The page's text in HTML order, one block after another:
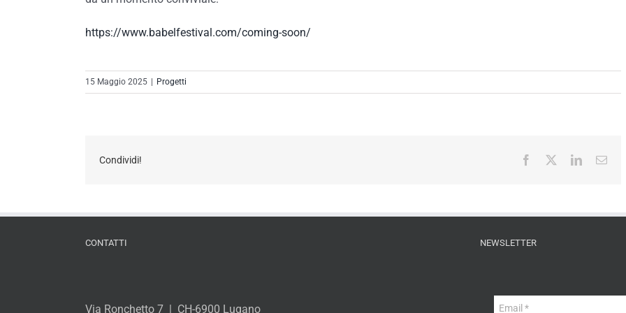
https://www.babelfestival.com/coming-soon/
15 Maggio 2025 Progetti
Condividi! Facebook LinkedIn
CONTATTI
Via Ronchetto 7 | CH-6900 Lugano
NEWSLETTER